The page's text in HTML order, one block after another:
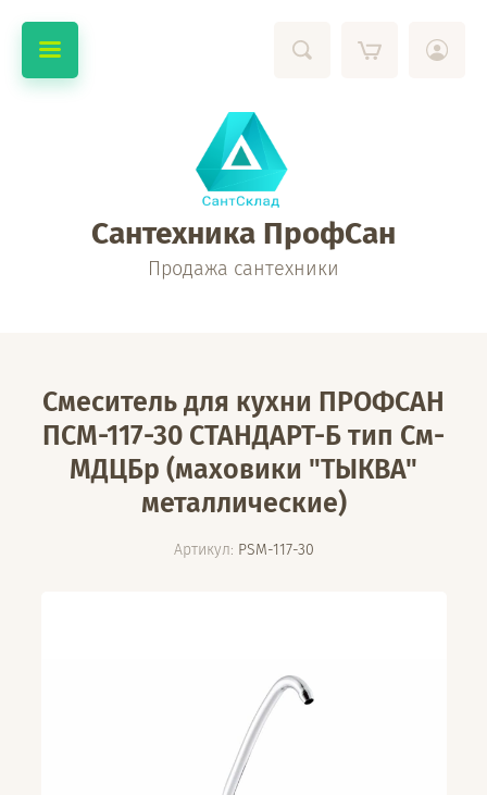
Сантехника ПрофСан
Продажа сантехники
Смеситель для кухни ПРОФСАН
ПСМ-117-30 СТАНДАРТ-Б тип См-
МДЦБр (маховики "ТЫКВА"
металлические)
Артикул: PSM-117-30